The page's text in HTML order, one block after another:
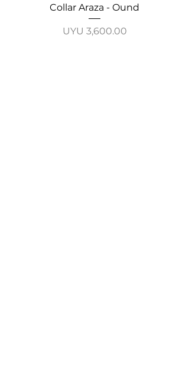
Collar Araza - Ound
Price
UYU 3,600.00